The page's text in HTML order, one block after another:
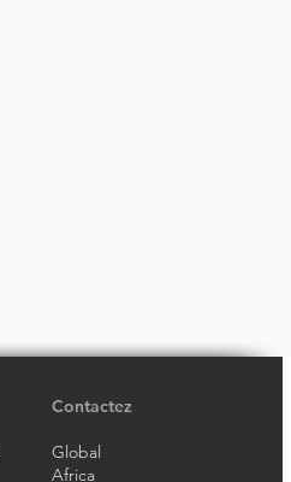
Contactez
Global
Africa